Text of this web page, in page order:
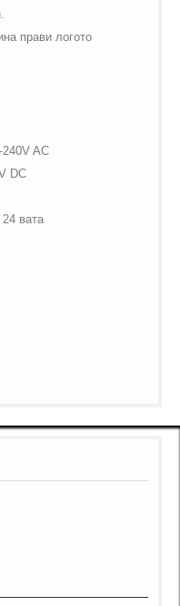
прави логото
V AC
DC
вата